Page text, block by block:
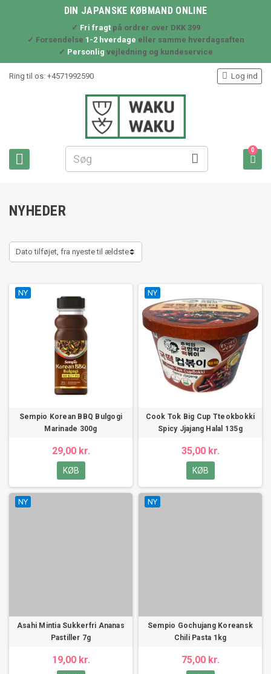
DIN JAPANSKE KØBMAND ONLINE
✓ Fri fragtpå ordrer over DKK 399
✓ Forsendelse 1-2 hverdage eller samme hverdagsaften
✓ Personlig vejledning og kundeservice
Ring til os: +4571992590
 
 Log ind

0
NYHEDER
Dato tilføjet, fra nyeste til ældste
NY
Sempio Korean BBQ Bulgogi
Marinade 300g
29,00 kr.
KØB
NY
Cook Tok Big Cup Tteokbokki
Spicy Jjajang Halal 135g
35,00 kr.
KØB
NY
Asahi Mintia Sukkerfri Ananas
Pastiller 7g
19,00 kr.
NY
Sempio Gochujang Koreansk
Chili Pasta 1kg
75,00 kr.